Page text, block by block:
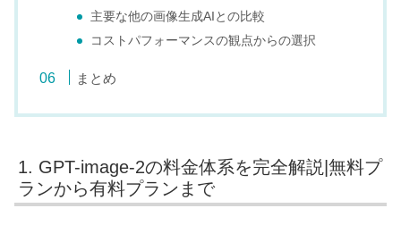
主要な他の画像生成AIとの比較
コストパフォーマンスの観点からの選択
まとめ
1. GPT-image-2の料金体系を完全解説|無料プ
ランから有料プランまで